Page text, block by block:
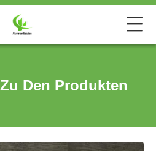
Den Produkten